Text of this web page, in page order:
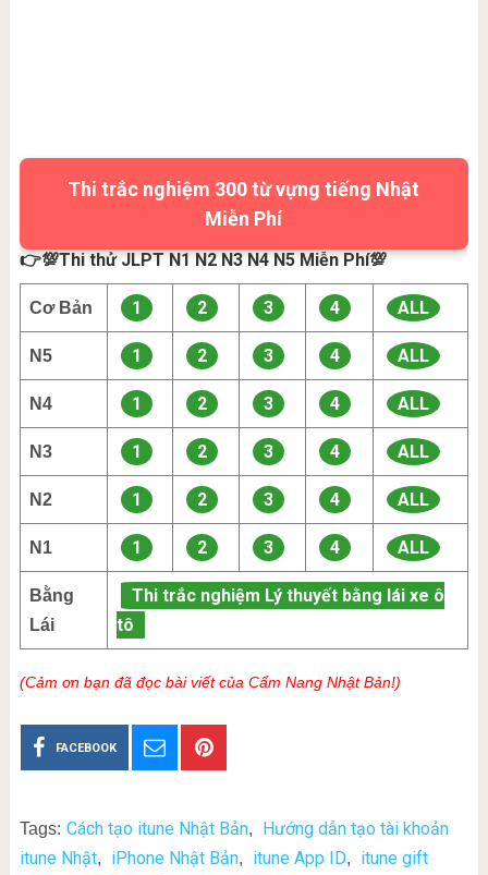
Thi trắc nghiệm 300 từ vựng tiếng Nhật
Miễn Phí
👉💯Thi thử JLPT N1 N2 N3 N4 N5 Miễn Phí💯
Cơ Bản 1 2 3 4 ALL
N5 1 2 3 4 ALL
N4 1 2 3 4 ALL
N3 1 2 3 4 ALL
N2 1 2 3 4 ALL
N1 1 2 3 4 ALL
Bằng
Lái
Thi trắc nghiệm Lý thuyết bằng lái xe ô
tô
(Cảm ơn bạn đã đọc bài viết của Cẩm Nang Nhật Bản!)
FACEBOOK
Tags: Cách tạo itune Nhật Bản,
Hướng dẫn tạo tài khoản
itune Nhật, iPhone Nhật Bản, itune App ID,
itune gift